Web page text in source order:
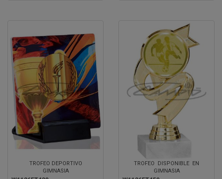
TROFEO DEPORTIVO
GIMNASIA
TROFEO DISPONIBLE EN
GIMNASIA